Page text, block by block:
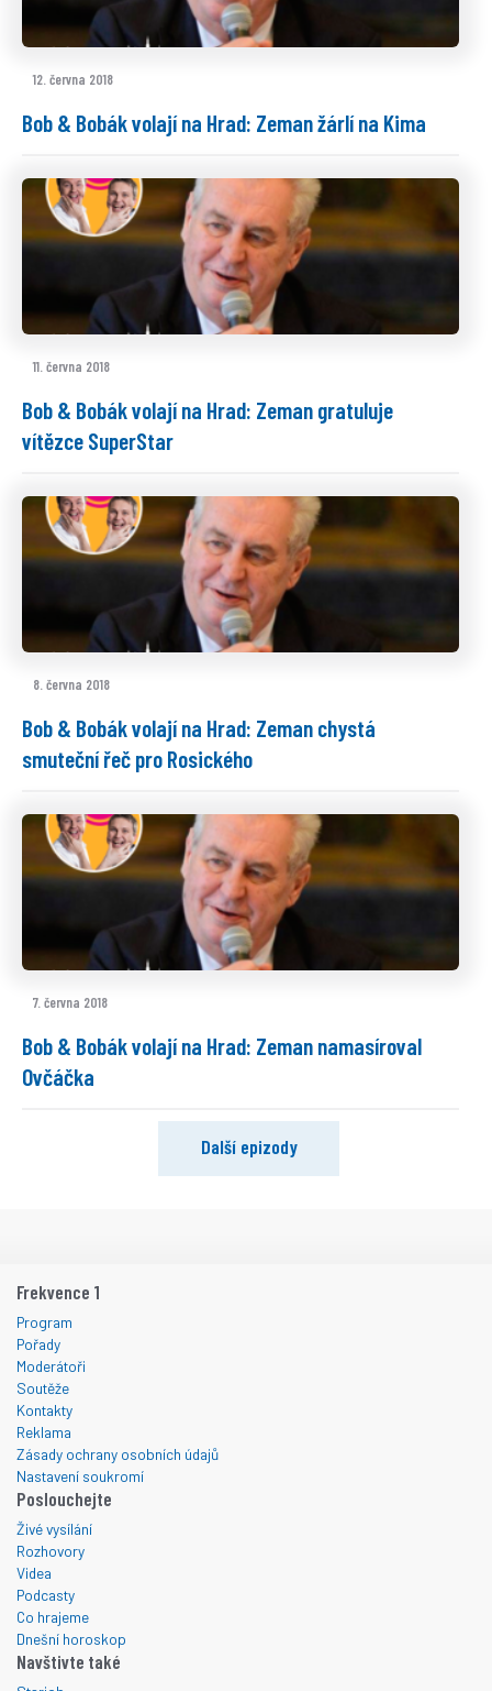
12. června 2018
Bob & Bobák volají na Hrad: Zeman žárlí na Kima
11. června 2018
Bob & Bobák volají na Hrad: Zeman gratuluje
vítězce SuperStar
8. června 2018
Bob & Bobák volají na Hrad: Zeman chystá
smuteční řeč pro Rosického
7. června 2018
Bob & Bobák volají na Hrad: Zeman namasíroval
Ovčáčka
Další epizody
Frekvence 1
Program
Pořady
Moderátoři
Soutěže
Kontakty
Reklama
Zásady ochrany osobních údajů
Nastavení soukromí
Poslouchejte
Živé vysílání
Rozhovory
Videa
Podcasty
Co hrajeme
Dnešní horoskop
Navštivte také